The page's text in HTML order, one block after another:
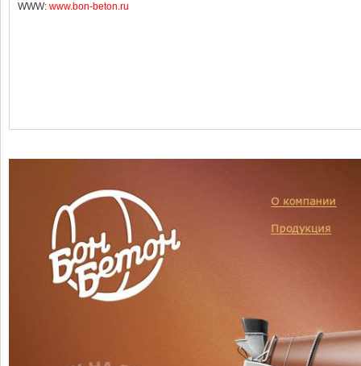
WWW: www.bon-beton.ru